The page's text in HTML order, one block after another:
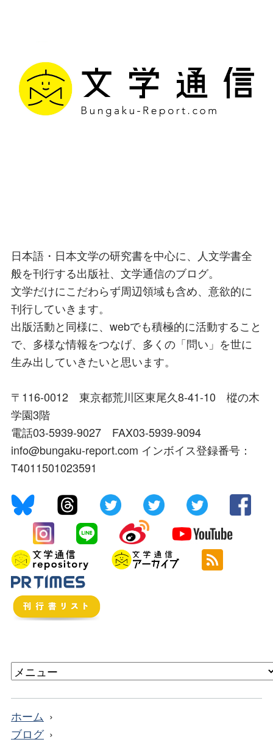
日本語・日本文学の研究書を中心に、人文学書全
般を刊行する出版社、文学通信のブログ。
文学だけにこだわらず周辺領域も含め、意欲的に
刊行していきます。
出版活動と同様に、webでも積極的に活動すること
で、多様な情報をつなげ、多くの「問い」を世に
生み出していきたいと思います。
〒116-0012 東京都荒川区東尾久8-41-10 樅の木
学園3階
電話03-5939-9027 FAX03-5939-9094
info@bungaku-report.com インボイス登録番号：
T4011501023591
ホーム
ブログ